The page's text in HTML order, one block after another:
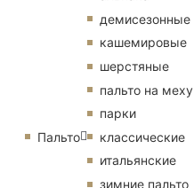
Пальто
демисезонные
кашемировые
шерстяные
пальто на меху
парки
классические
итальянские
зимние пальто